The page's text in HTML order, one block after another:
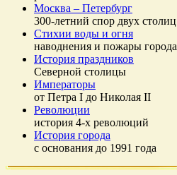
Москва – Петербург
300-летний спор двух столиц
Стихии воды и огня
наводнения и пожары города
История праздников
Северной столицы
Императоры
от Петра I до Николая II
Революции
история 4-х революций
История города
с основания до 1991 года